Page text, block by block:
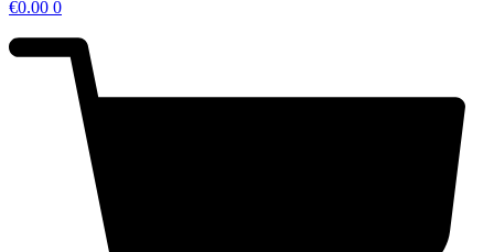
€0.00 0